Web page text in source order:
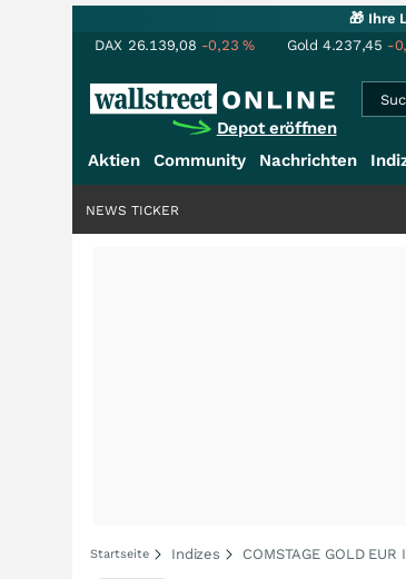
🎁 Ihre
DAX 26.139,08 -0,23% Gold 4.237,45 -
Depot eröffnen
Aktien Community Nachrichten
NEWS TICKER
Startseite Indizes COMSTAGE GOLD